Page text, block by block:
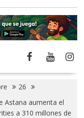
26
Astana aumenta el
a 310 millones de